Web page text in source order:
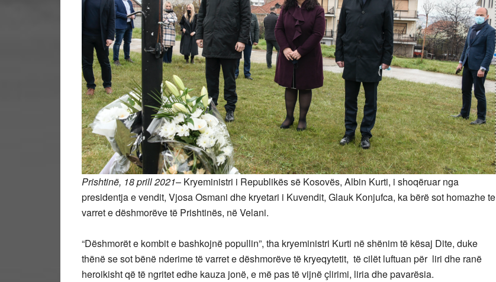
Prishtinë, 18 prill 2021– Kryeministri i Republikës së Kosovës, Albin Kurti, i shoqëruar nga
presidentja e vendit, Vjosa Osmani dhe kryetari i Kuvendit, Glauk Konjufca, ka bërë sot homazhe te
varret e dëshmorëve të Prishtinës, në Velani.
“Dëshmorët e kombit e bashkojnë popullin”, tha kryeministri Kurti në shënim të kësaj Dite, duke
thënë se sot bënë nderime të varret e dëshmorëve të kryeqytetit, të cilët luftuan për liri dhe ranë
heroikisht që të ngritet edhe kauza jonë, e më pas të vijnë çlirimi, liria dhe pavarësia.